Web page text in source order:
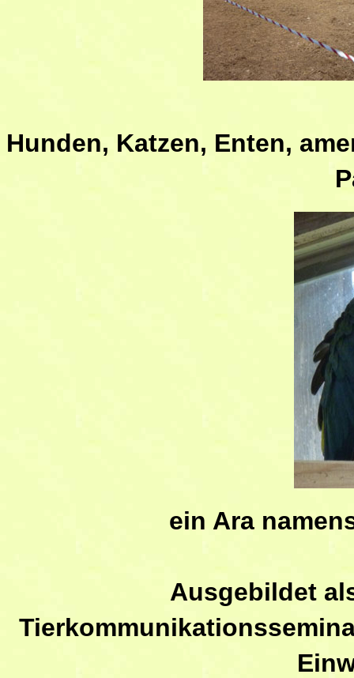
Hunden, Katzen, Enten,
ein Ara
Ausgebildet